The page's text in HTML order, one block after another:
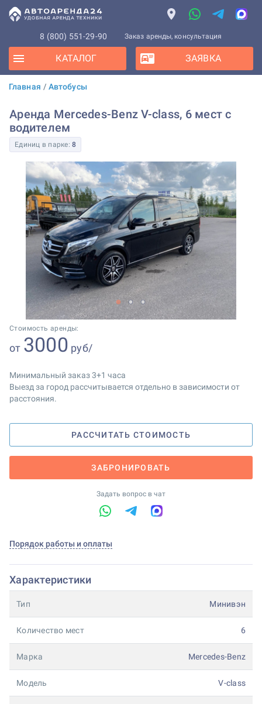
8 (800) 551-29-90 Заказ аренды, консультация
КАТАЛОГ ЗАЯВКА
Главная / Автобусы
Аренда Mercedes-Benz V-class, 6 мест с
водителем
Единиц в парке: 8
1 2 3
Стоимость аренды:
от 3000 руб/
Минимальный заказ 3+1 часа
Выезд за город рассчитывается отдельно в зависимости от
расстояния.
РАССЧИТАТЬ СТОИМОСТЬ
ЗАБРОНИРОВАТЬ
Задать вопрос в чат
Порядок работы и оплаты
Характеристики
Тип Минивэн
Количество мест 6
Марка Mercedes-Benz
Модель V-class